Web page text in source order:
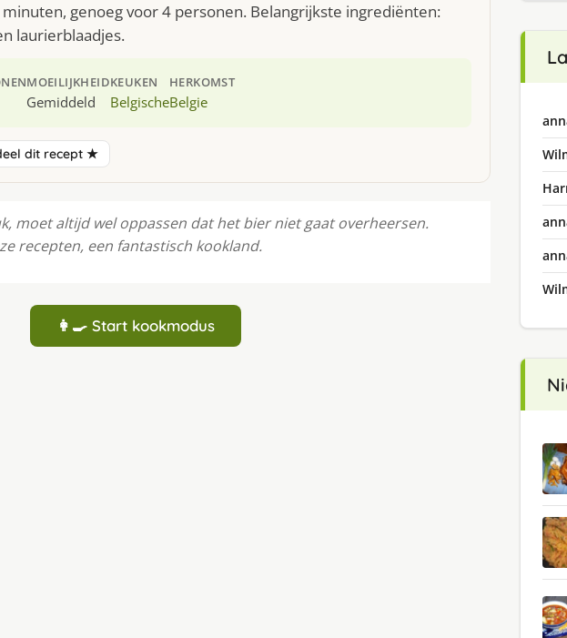
genoeg voor 4 personen. Belangrijkste ingrediënten:
laurierblaadjes.
MOEILIJKHEID
Gemiddeld
KEUKEN
Belgische
HERKOMST
Belgie
dit recept ★
moet altijd wel oppassen dat het bier niet gaat overheersen.
recepten, een fantastisch kookland.
👩‍🍳 Start kookmodus